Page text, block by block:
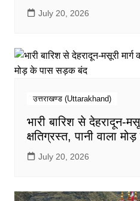
July 20, 2026
उत्तराखण्ड (Uttarakhand)
भारी बारिश से देहरादून-
क्षतिग्रस्त, पानी वाला
July 20, 2026